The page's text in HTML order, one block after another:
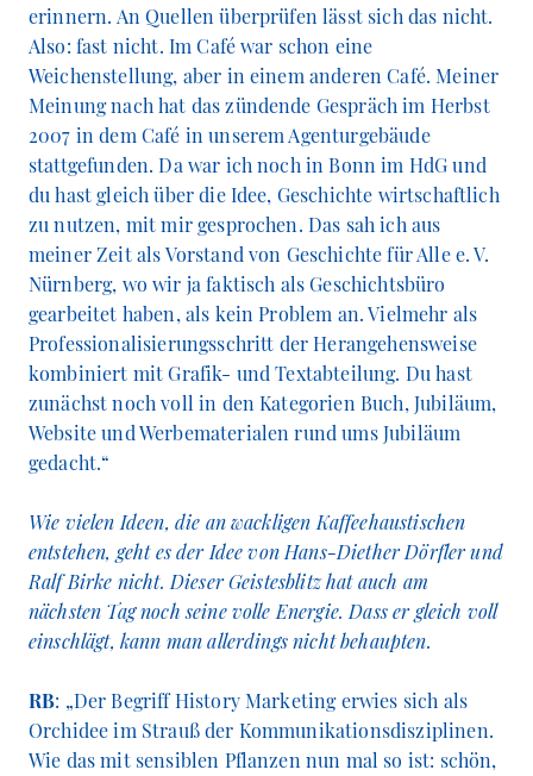
erinnern. An Quellen überprüfen lässt sich das nicht.
Also: fast nicht. Im Café war schon eine
Weichenstellung, aber in einem anderen Café. Meiner
Meinung nach hat das zündende Gespräch im Herbst
2007 in dem Café in unserem Agenturgebäude
stattgefunden. Da war ich noch in Bonn im HdG und
du hast gleich über die Idee, Geschichte wirtschaftlich
zu nutzen, mit mir gesprochen. Das sah ich aus
meiner Zeit als Vorstand von Geschichte für Alle e. V.
Nürnberg, wo wir ja faktisch als Geschichtsbüro
gearbeitet haben, als kein Problem an. Vielmehr als
Professionalisierungsschritt der Herangehensweise
kombiniert mit Grafik- und Textabteilung. Du hast
zunächst noch voll in den Kategorien Buch, Jubiläum,
Website und Werbematerialen rund ums Jubiläum
gedacht.“
Wie vielen Ideen, die an wackligen Kaffeehaustischen
entstehen, geht es der Idee von Hans-Diether Dörfler und
Ralf Birke nicht. Dieser Geistesblitz hat auch am
nächsten Tag noch seine volle Energie. Dass er gleich voll
einschlägt, kann man allerdings nicht behaupten.
RB: „Der Begriff History Marketing erwies sich als
Orchidee im Strauß der Kommunikationsdisziplinen.
Wie das mit sensiblen Pflanzen nun mal so ist: schön,